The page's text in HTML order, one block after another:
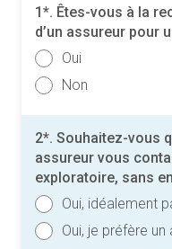
1*. Êtes-vous à la
d’un assureur pour
Oui
Non
2*. Souhaitez-vous
assureur vous
exploratoire, sans
Oui, idéalement
Oui, je préfère